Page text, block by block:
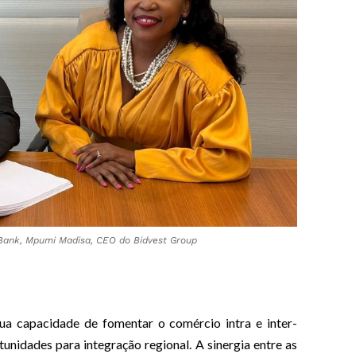
Mpumi Madisa, CEO do Bidvest Group
capacidade de fomentar o comércio intra e inter-
para integração regional. A sinergia entre as